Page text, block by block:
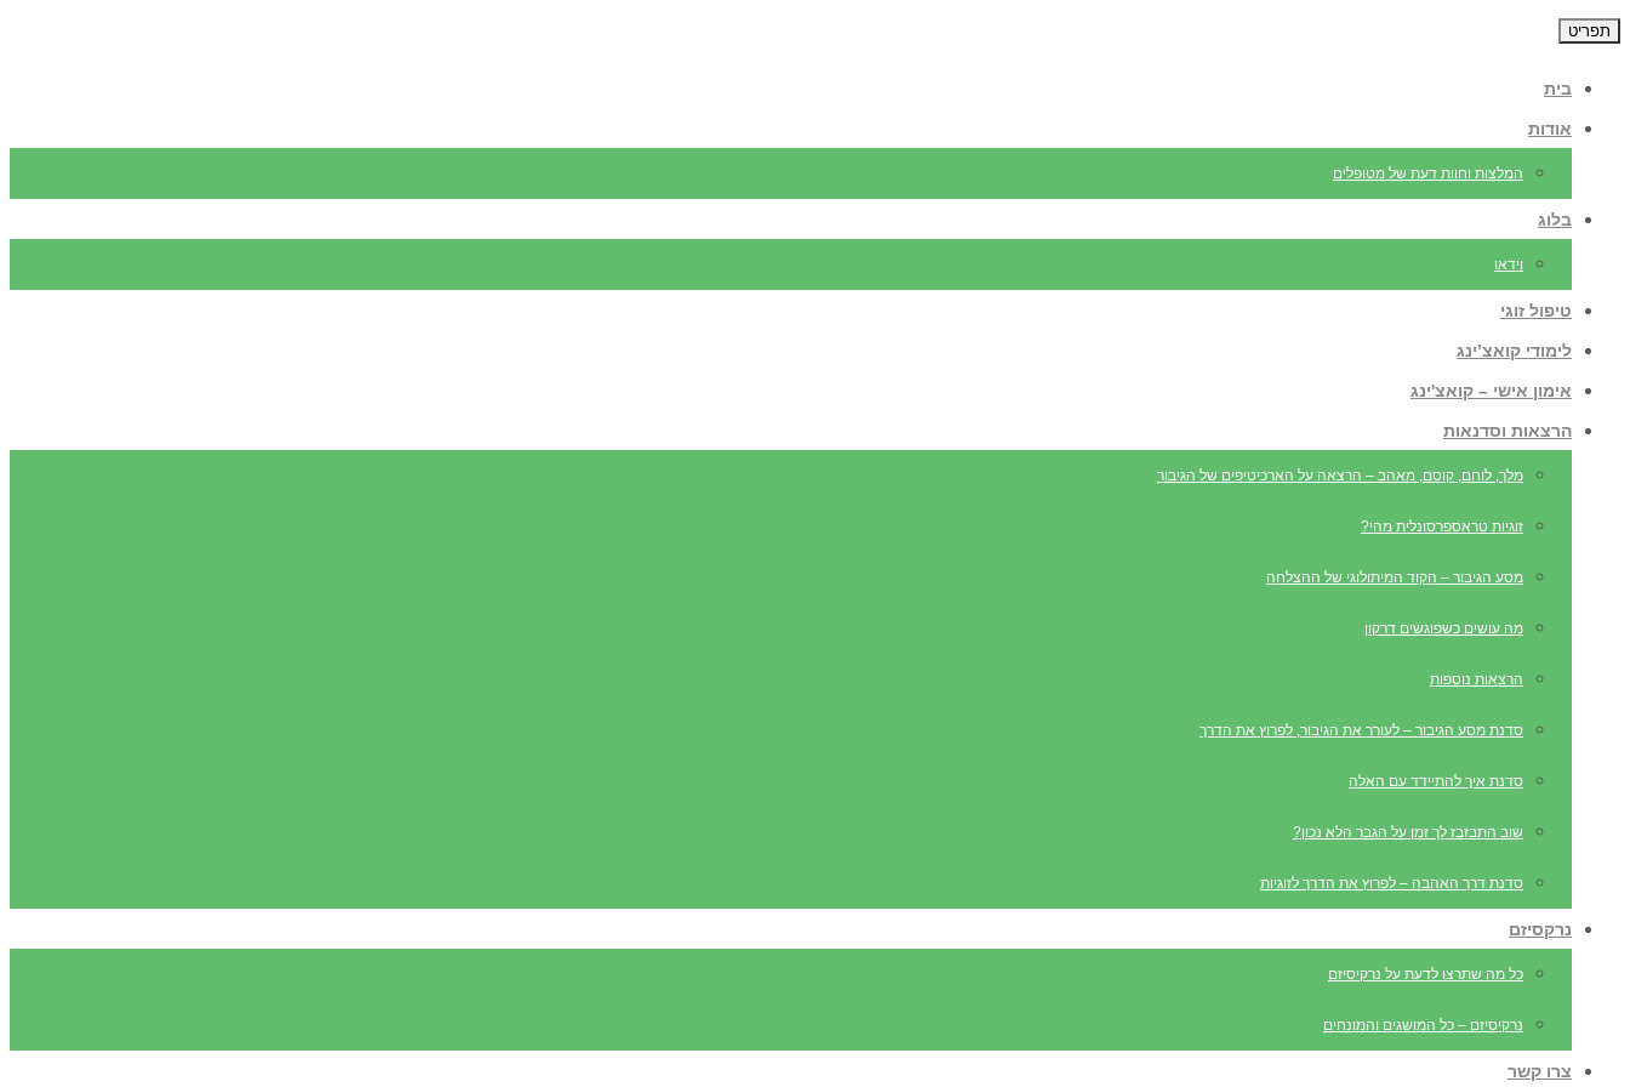
תפריט
בית
אודות
המלצות וחוות דעת של מטופלים
בלוג
וידאו
טיפול זוגי
לימודי קואצ’ינג
אימון אישי – קואצ'ינג
הרצאות וסדנאות
מלך, לוחם, קוסם, מאהב – הרצאה על הארכיטיפים של הגיבור
זוגיות טראספרסונלית מהי?
מסע הגיבור – הקוד המיתולוגי של ההצלחה
מה עושים כשפוגשים דרקון
הרצאות נוספות
סדנת מסע הגיבור – לעורר את הגיבור, לפרוץ את הדרך
סדנת איך להתיידד עם האלה
שוב התבזבז לך זמן על הגבר הלא נכון?
סדנת דרך האהבה – לפרוץ את הדרך לזוגיות
נרקסיזם
כל מה שתרצו לדעת על נרקיסיזם
נרקיסיזם – כל המושגים והמונחים
צרו קשר